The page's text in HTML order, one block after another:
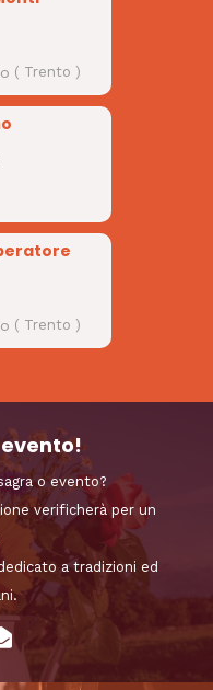
( Trento )
( Trento )
o evento?
verificherà per un
a tradizioni ed